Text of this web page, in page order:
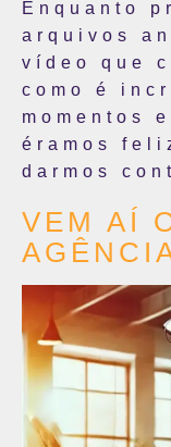
Enquanto
arquivos
vídeo que
como é
momentos
éramos
darmos
VEM AÍ